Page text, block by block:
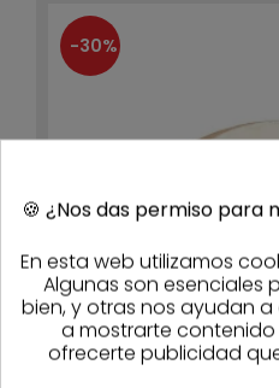
-30%
🍪 ¿Nos das permiso para
En esta web utilizamos
Algunas son
bien, y otras nos ayudan
a mostrarte contenido
ofrecerte publicidad